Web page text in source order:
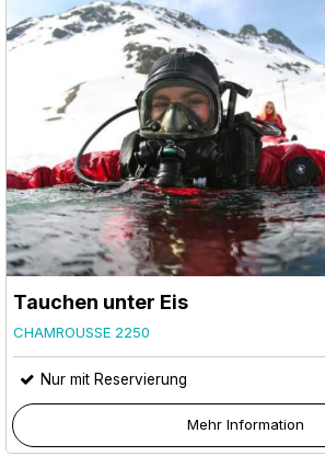
Tauchen unter Eis
CHAMROUSSE 2250
Nur mit Reservierung
Mehr Information